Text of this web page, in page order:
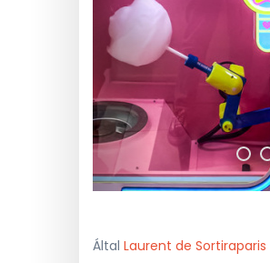
Által Laurent de Sortiraparis